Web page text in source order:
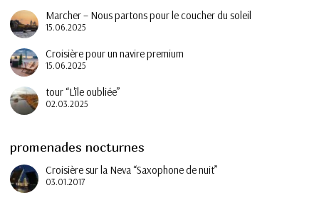
Marcher – Nous partons pour le coucher du soleil
15.06.2025
Croisière pour un navire premium
15.06.2025
tour “L'île oubliée”
02.03.2025
promenades nocturnes
Croisière sur la Neva “Saxophone de nuit”
03.01.2017